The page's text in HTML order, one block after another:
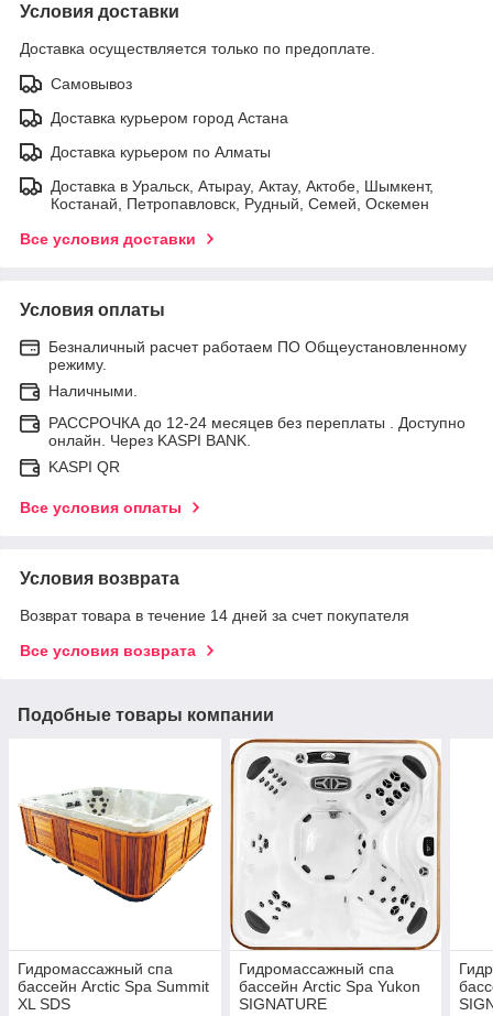
Условия доставки
Доставка осуществляется только по предоплате.
Самовывоз
Доставка курьером город Астана
Доставка курьером по Алматы
Доставка в Уральск, Атырау, Актау, Актобе, Шымкент,
Костанай, Петропавловск, Рудный, Семей, Оскемен
Все условия доставки
Условия оплаты
Безналичный расчет работаем ПО Общеустановленному
режиму.
Наличными.
РАССРОЧКА до 12-24 месяцев без переплаты . Доступно
онлайн. Через KASPI BANK.
KASPI QR
Все условия оплаты
Условия возврата
Возврат товара в течение 14 дней за счет покупателя
Все условия возврата
Подобные товары компании
Гидромассажный спа
бассейн Arctic Spa Summit
XL SDS
Гидромассажный спа
бассейн Arctic Spa Yukon
SIGNATURE